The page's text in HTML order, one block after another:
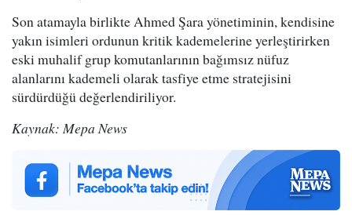
Son atamayla birlikte Ahmed Şara yönetiminin, kendisine
yakın isimleri ordunun kritik kademelerine yerleştirirken
eski muhalif grup komutanlarının bağımsız nüfuz
alanlarını kademeli olarak tasfiye etme stratejisini
sürdürdüğü değerlendiriliyor.
Kaynak: Mepa News